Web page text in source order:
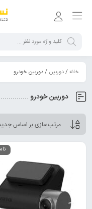
خانه/دوربین / دوربین خودرو
دوربین خودرو